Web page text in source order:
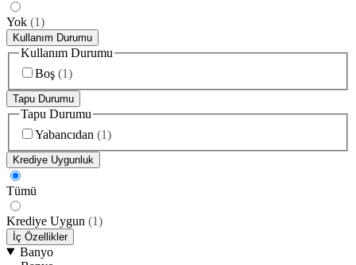
Yok (1)
Kullanım Durumu
Kullanım Durumu
Boş (1)
Tapu Durumu
Tapu Durumu
Yabancıdan (1)
Krediye Uygunluk
Tümü
Krediye Uygun (1)
İç Özellikler
Banyo